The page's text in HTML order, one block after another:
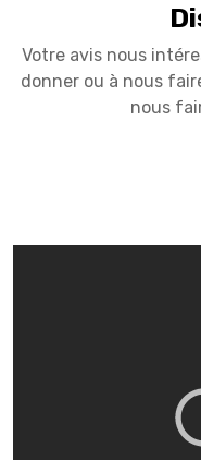
Votre avis nous
donner ou à nous
nous